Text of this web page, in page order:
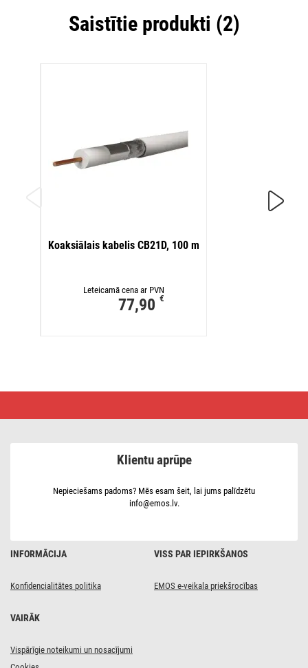
Saistītie produkti (2)
Koaksiālais kabelis CB21D, 100 m
Leteicamā cena ar PVN
77,90 €
INFORMĀCIJA
Konfidencialitātes politika
VISS PAR IEPIRKŠANOS
EMOS e-veikala priekšrocības
VAIRĀK
Vispārīgie noteikumi un nosacījumi
Klientu aprūpe
Nepieciešams padoms? Mēs esam šeit, lai jums palīdzētu
info@emos.lv.